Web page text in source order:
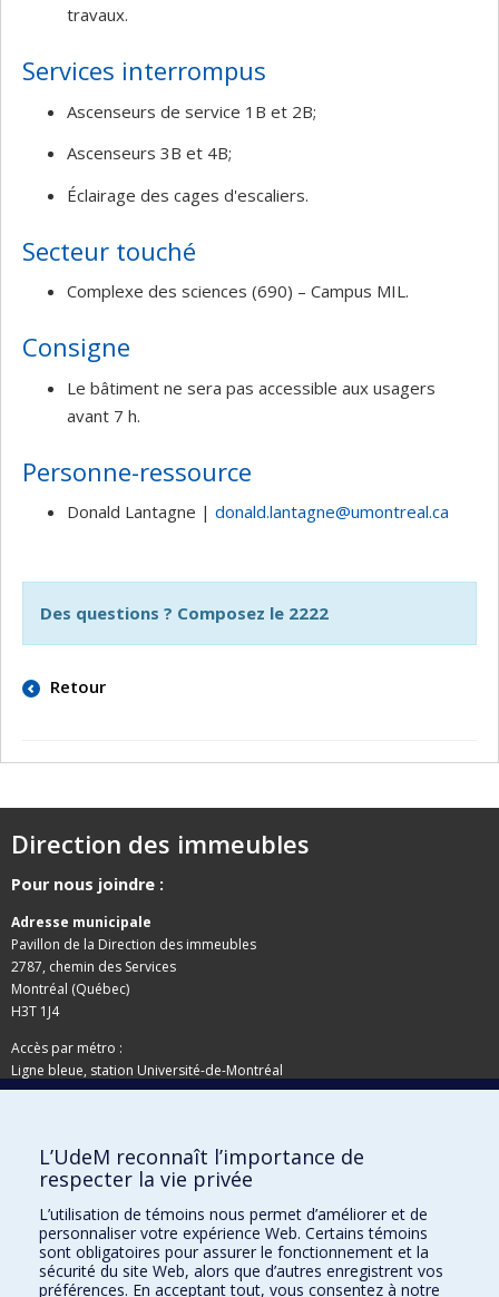
travaux.
Services interrompus
Ascenseurs de service 1B et 2B;
Ascenseurs 3B et 4B;
Éclairage des cages d'escaliers.
Secteur touché
Complexe des sciences (690) – Campus MIL.
Consigne
Le bâtiment ne sera pas accessible aux usagers
avant 7 h.
Personne-ressource
Donald Lantagne | donald.lantagne@umontreal.ca
Des questions ? Composez le 2222
Retour
Direction des immeubles
Pour nous joindre :
Adresse municipale
Pavillon de la Direction des immeubles
2787, chemin des Services
Montréal (Québec)
H3T 1J4
Accès par métro :
Ligne bleue, station Université-de-Montréal
Pavillon de la Direction des immeubles
C.P. 6128, succursale Centre-ville
Montréal (Québec)
H3C 3J7
Besoin d'aide ?
L’UdeM reconnaît l’importance de
respecter la vie privée
L’utilisation de témoins nous permet d’améliorer et de
personnaliser votre expérience Web. Certains témoins
sont obligatoires pour assurer le fonctionnement et la
sécurité du site Web, alors que d’autres enregistrent vos
préférences. En acceptant tout, vous consentez à notre